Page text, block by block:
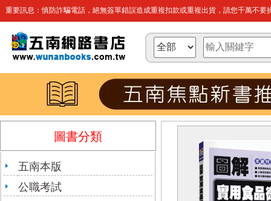
重要訊息：慎防詐騙電話，絕無簽單錯誤造成重複扣款或重複出貨，請您千萬不要
圖書分類
五南本版
公職考試